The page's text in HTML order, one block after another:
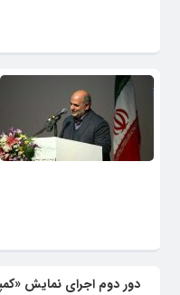
دور دوم اجرای نمایش